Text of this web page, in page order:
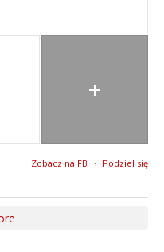
+
Zobacz na FB · Podziel się